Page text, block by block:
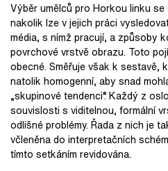
Výběr umělců pro Horkou linku
nakolik lze v jejich práci
média, s nímž pracují, a způsoby
povrchové vrstvě obrazu. Toto
obecné. Směřuje však k sestavě,
natolik homogenní, aby snad
„skupinové tendenci“. Každý z
souvislosti s viditelnou, formální
odlišné problémy. Řada z nich je
včleněna do interpretačních
tímto setkáním revidována.